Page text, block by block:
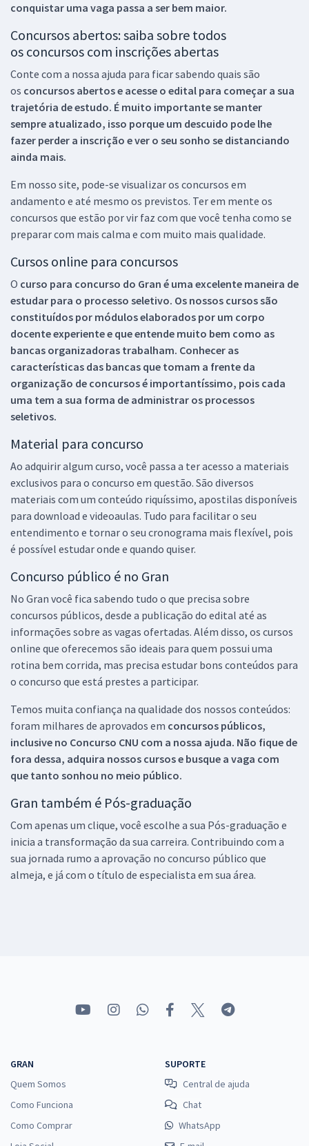
conquistar uma vaga passa a ser bem maior.
Concursos abertos: saiba sobre todos
os concursos com inscrições abertas
Conte com a nossa ajuda para ficar sabendo quais são
os concursos abertos e acesse o edital para começar a sua
trajetória de estudo. É muito importante se manter
sempre atualizado, isso porque um descuido pode lhe
fazer perder a inscrição e ver o seu sonho se distanciando
ainda mais.
Em nosso site, pode-se visualizar os concursos em
andamento e até mesmo os previstos. Ter em mente os
concursos que estão por vir faz com que você tenha como se
preparar com mais calma e com muito mais qualidade.
Cursos online para concursos
O curso para concurso do Gran é uma excelente maneira de
estudar para o processo seletivo. Os nossos cursos são
constituídos por módulos elaborados por um corpo
docente experiente e que entende muito bem como as
bancas organizadoras trabalham. Conhecer as
características das bancas que tomam a frente da
organização de concursos é importantíssimo, pois cada
uma tem a sua forma de administrar os processos
seletivos.
Material para concurso
Ao adquirir algum curso, você passa a ter acesso a materiais
exclusivos para o concurso em questão. São diversos
materiais com um conteúdo riquíssimo, apostilas disponíveis
para download e videoaulas. Tudo para facilitar o seu
entendimento e tornar o seu cronograma mais flexível, pois
é possível estudar onde e quando quiser.
Concurso público é no Gran
No Gran você fica sabendo tudo o que precisa sobre
concursos públicos, desde a publicação do edital até as
informações sobre as vagas ofertadas. Além disso, os cursos
online que oferecemos são ideais para quem possui uma
rotina bem corrida, mas precisa estudar bons conteúdos para
o concurso que está prestes a participar.
Temos muita confiança na qualidade dos nossos conteúdos:
foram milhares de aprovados em concursos públicos,
inclusive no Concurso CNU com a nossa ajuda. Não fique de
fora dessa, adquira nossos cursos e busque a vaga com
que tanto sonhou no meio público.
Gran também é Pós-graduação
Com apenas um clique, você escolhe a sua Pós-graduação e
inicia a transformação da sua carreira. Contribuindo com a
sua jornada rumo a aprovação no concurso público que
almeja, e já com o título de especialista em sua área.
GRAN
Quem Somos
Como Funciona
Como Comprar
SUPORTE
Central de ajuda
Chat
WhatsApp